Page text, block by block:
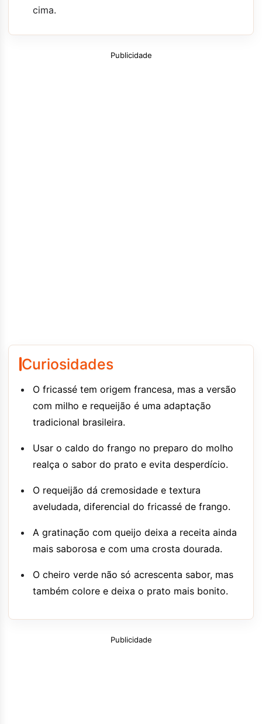
cima.
Publicidade
Curiosidades
O fricassé tem origem francesa, mas a versão
com milho e requeijão é uma adaptação
tradicional brasileira.
Usar o caldo do frango no preparo do molho
realça o sabor do prato e evita desperdício.
O requeijão dá cremosidade e textura
aveludada, diferencial do fricassé de frango.
A gratinação com queijo deixa a receita ainda
mais saborosa e com uma crosta dourada.
O cheiro verde não só acrescenta sabor, mas
também colore e deixa o prato mais bonito.
Publicidade